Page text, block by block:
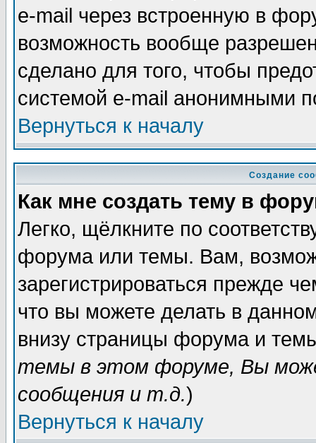
e-mail через встроенную в
возможность вообще
сделано для того, чтобы
системой e-mail анонимными
Вернуться к началу
Создание
Как мне создать тему в
Легко, щёлкните по
форума или темы. Вам,
зарегистрироваться прежде
что вы можете делать в
внизу страницы форума и
темы в этом форуме, Вы
сообщения и т.д.)
Вернуться к началу